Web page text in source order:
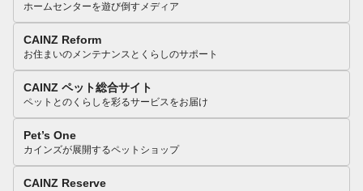
ホームセンターを遊び倒すメディア
CAINZ Reform
お住まいのメンテナンスとくらしのサポート
CAINZ ペット総合サイト
ペットとのくらしを彩るサービスをお届け
Pet’s One
カインズが展開するペットショップ
CAINZ Reserve